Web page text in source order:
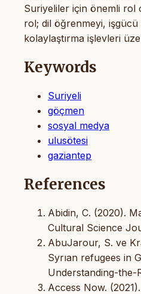
Suriyeliler için önemli rol
rol; dil öğrenmeyi, işgücü
kolaylaştırma işlevleri
Keywords
Suriyeli
göçmen
sosyal medya
ulusötesi
gaziantep
References
Abidin, C. (2020).
Cultural Science
AbuJarour, S. ve
Syrıan refugees in
Understanding-
Access Now.